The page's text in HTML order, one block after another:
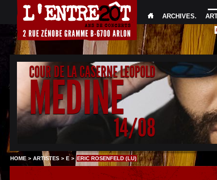
ARCHIVES.
COUR DE LA CASERNE LEOPOLD
MEDINE
14/08
HOME > ARTISTES > E > ERIC ROSENFELD (LU)